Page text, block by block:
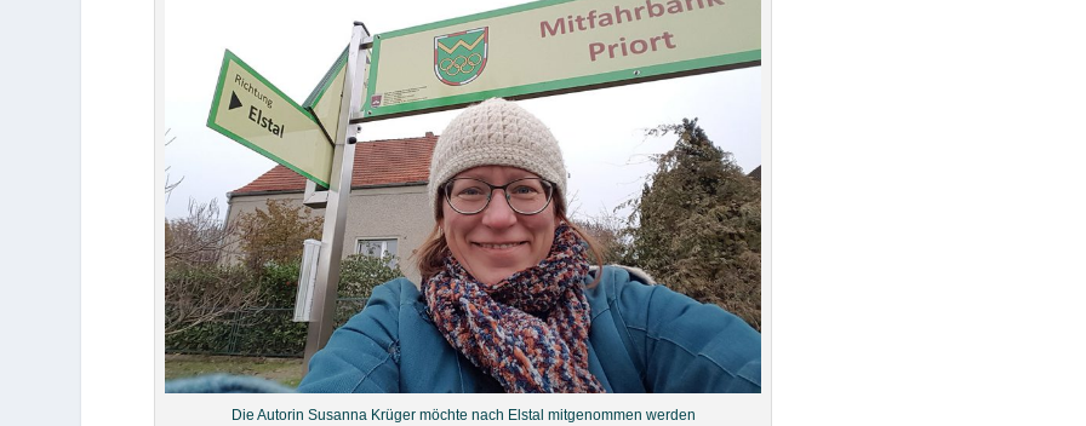
Die Autorin Susanna Krüger möchte nach Elstal mitgenommen werden